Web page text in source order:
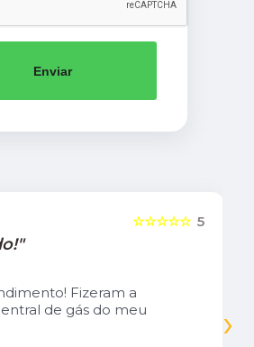
Enviar
5
☆☆☆☆☆
Fizeram a
de gás do meu
›